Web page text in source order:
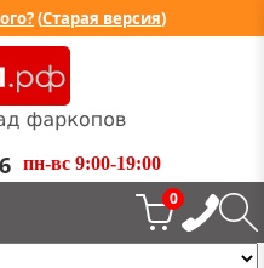
(Старая версия)
пн-вс 9:00-19:00
0